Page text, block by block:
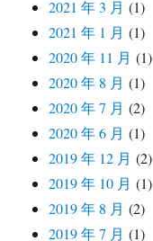
2021 年 3 月 (1)
2021 年 1 月 (1)
2020 年 11 月 (1)
2020 年 8 月 (1)
2020 年 7 月 (2)
2020 年 6 月 (1)
2019 年 12 月 (2)
2019 年 10 月 (1)
2019 年 8 月 (2)
2019 年 7 月 (1)